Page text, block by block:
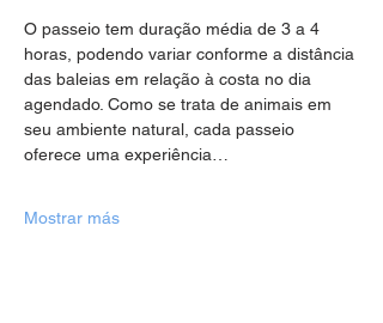
O passeio tem duração média de 3 a 4
horas, podendo variar conforme a distância
das baleias em relação à costa no dia
agendado. Como se trata de animais em
seu ambiente natural, cada passeio
oferece uma experiência…
Mostrar más